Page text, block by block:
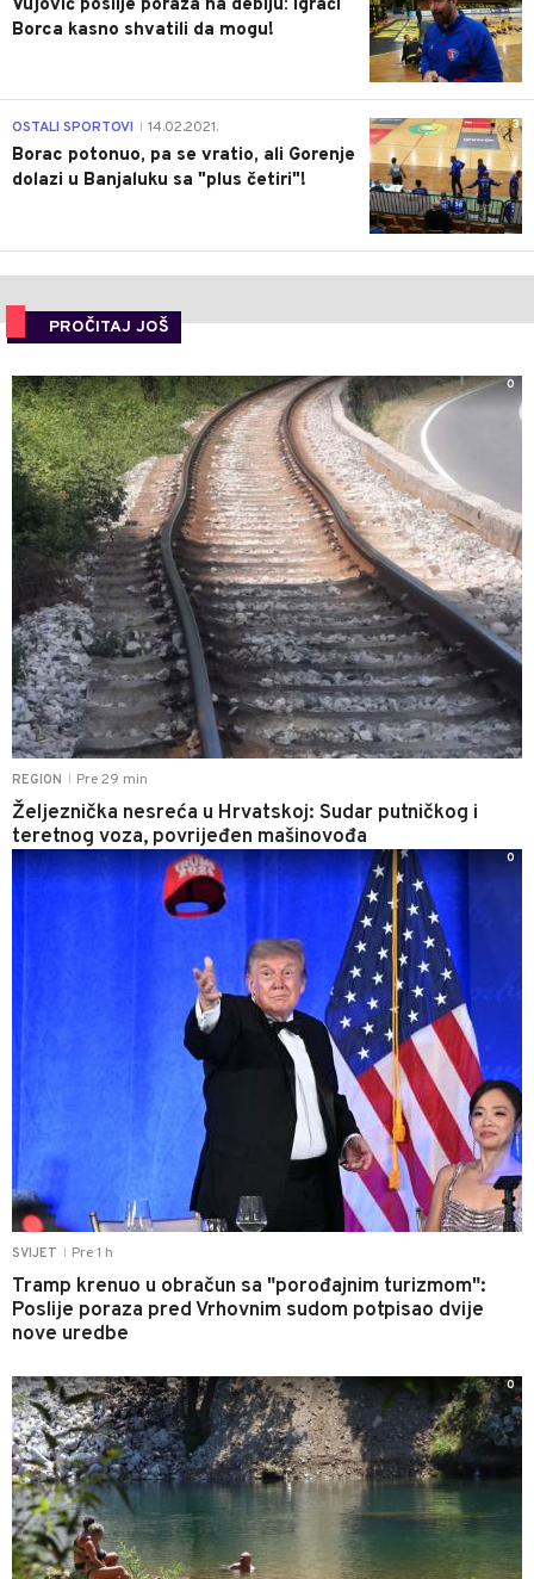
Vujović poslije poraza na debiju: Igrači
Borca kasno shvatili da mogu!
3
OSTALI SPORTOVI 14.02.2021.
Borac potonuo, pa se vratio, ali Gorenje
dolazi u Banjaluku sa "plus četiri"!
PROČITAJ JOŠ
REGION Pre 29 min
Željeznička nesreća u Hrvatskoj: Sudar putničkog i
teretnog voza, povrijeđen mašinovođa
0
SVIJET Pre 1 h
Tramp krenuo u obračun sa "porođajnim turizmom":
Poslije poraza pred Vrhovnim sudom potpisao dvije
nove uredbe
0
0